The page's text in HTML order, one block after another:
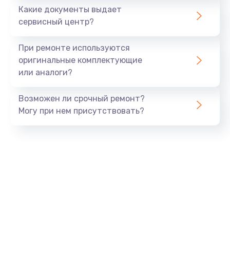
1530 руб.
Замена шлейфа матрицы
Какие документы выдает
сервисный центр?
При ремонте используются
оригинальные комплектующие
или аналоги?
Возможен ли срочный ремонт?
Могу при нем присутствовать?